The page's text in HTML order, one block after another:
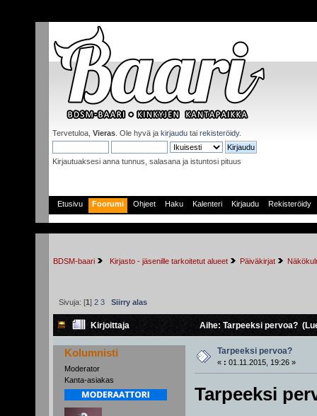
Tervetuloa, Vieras . Ole hyvä ja kirjaudu tai rekisteröidy.
Kirjautuaksesi anna tunnus, salasana ja istuntosi pituus
Etusivu Foorumi Ohjeet Haku Kalenteri Kirjaudu Rekisteröidy
BDSM-baari Kirjasto - jäsenille tarkoitetut alueet Päiväkirjat
Sivuja: [1] 2 3 Siirry alas
Kirjoittaja Aihe: Tarpeeksi pervoa?
Kolumnisti
Moderator
Kanta-asiakas
Tarpeeksi pervoa?
« : 01.11.2015, 19:26 »
Tarpeeksi